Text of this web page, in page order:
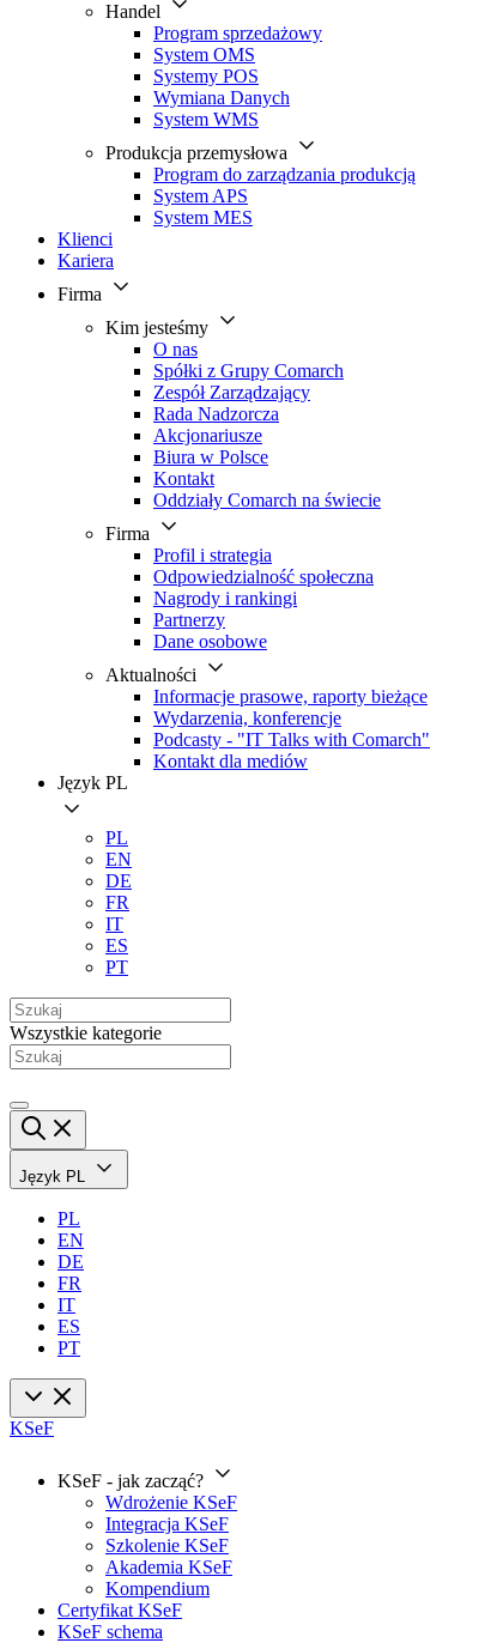
Handel
Program sprzedażowy
System OMS
Systemy POS
Wymiana Danych
System WMS
Produkcja przemysłowa
Program do zarządzania produkcją
System APS
System MES
Klienci
Kariera
Firma
Kim jesteśmy
O nas
Spółki z Grupy Comarch
Zespół Zarządzający
Rada Nadzorcza
Akcjonariusze
Biura w Polsce
Kontakt
Oddziały Comarch na świecie
Firma
Profil i strategia
Odpowiedzialność społeczna
Nagrody i rankingi
Partnerzy
Dane osobowe
Aktualności
Informacje prasowe, raporty bieżące
Wydarzenia, konferencje
Podcasty - "IT Talks with Comarch"
Kontakt dla mediów
Język PL
PL
EN
DE
FR
IT
ES
PT
Wszystkie kategorie
Język PL
PL
EN
DE
FR
IT
ES
PT
KSeF
KSeF - jak zacząć?
Wdrożenie KSeF
Integracja KSeF
Szkolenie KSeF
Akademia KSeF
Kompendium
Certyfikat KSeF
KSeF schema